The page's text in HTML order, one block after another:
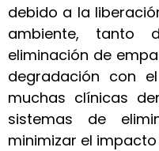
debido a la
ambiente, tanto
eliminación de
degradación con
muchas clínicas
sistemas de
minimizar el